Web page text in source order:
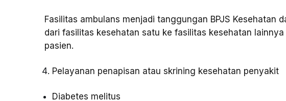
Fasilitas ambulans menjadi tanggungan BPJS Kesehatan
dari fasilitas kesehatan satu ke fasilitas kesehatan
pasien.
Pelayanan penapisan atau skrining kesehatan penyakit
Diabetes melitus